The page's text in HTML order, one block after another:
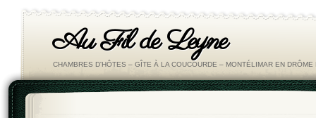
Au Fil de Leyne
CHAMBRES D'HÔTES – GÎTE À LA COUCOURDE – MONTÉLIMAR EN DRÔME